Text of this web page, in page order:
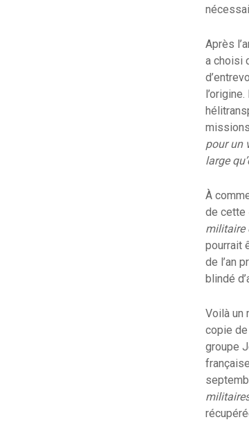
Après
a choisi
pour un
large
À
de cette
militaire
pourrait
de l’an
blindé
Voilà un
copie
groupe